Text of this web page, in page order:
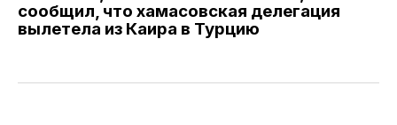
сообщил, что хамасовская делегация
вылетела из Каира в Турцию